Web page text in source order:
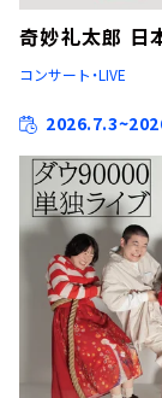
奇妙礼太郎 日
コンサート・LIVE